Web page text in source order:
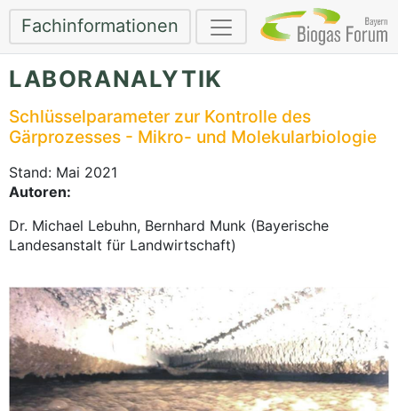
Fachinformationen
LABORANALYTIK
Schlüsselparameter zur Kontrolle des
Gärprozesses - Mikro- und Molekularbiologie
Stand: Mai 2021
Autoren:
Dr. Michael Lebuhn, Bernhard Munk (Bayerische
Landesanstalt für Landwirtschaft)